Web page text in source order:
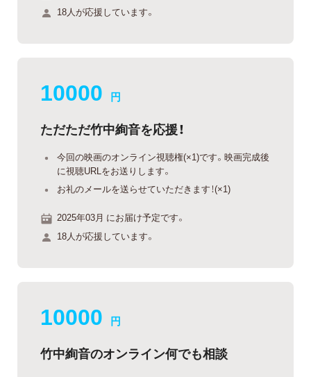
18人が応援しています。
10000 円
ただただ竹中絢音を応援！
今回の映画のオンライン視聴権(×1)です。映画完成後
に視聴URLをお送りします。
お礼のメールを送らせていただきます！(×1)
2025年03月 にお届け予定です。
18人が応援しています。
10000 円
竹中絢音のオンライン何でも相談